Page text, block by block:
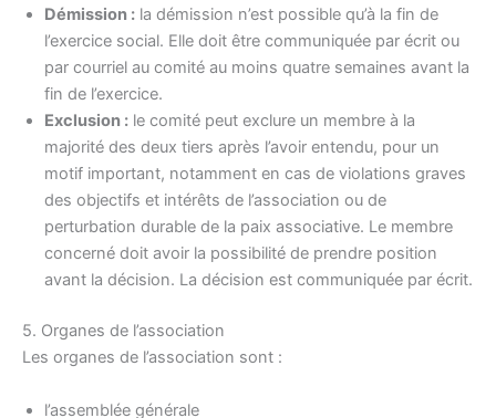
Démission : la démission n’est possible qu’à la fin de
l’exercice social. Elle doit être communiquée par écrit ou
par courriel au comité au moins quatre semaines avant la
fin de l’exercice.
Exclusion : le comité peut exclure un membre à la
majorité des deux tiers après l’avoir entendu, pour un
motif important, notamment en cas de violations graves
des objectifs et intérêts de l’association ou de
perturbation durable de la paix associative. Le membre
concerné doit avoir la possibilité de prendre position
avant la décision. La décision est communiquée par écrit.
5. Organes de l’association
Les organes de l’association sont :
l’assemblée générale